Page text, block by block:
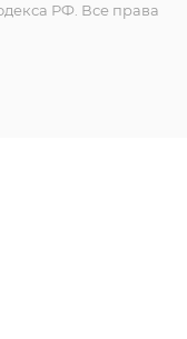
РФ. Все права